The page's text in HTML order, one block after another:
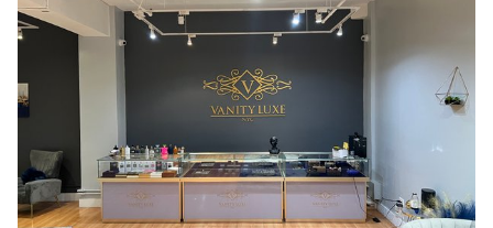
Whitebox / Minimaal
Verdieping/Toegang:
Souterrain
Begane grond tuin
Begane grond straatkant